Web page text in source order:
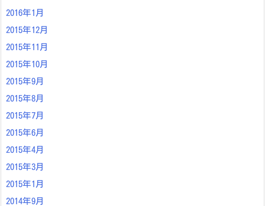
2016年1月
2015年12月
2015年11月
2015年10月
2015年9月
2015年8月
2015年7月
2015年6月
2015年4月
2015年3月
2015年1月
2014年9月